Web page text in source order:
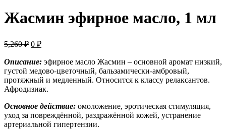
Жасмин эфирное масло, 1 мл
5,260₽ Первоначальная
составляла
5,260 ₽.
0 ₽Текущая
0 ₽.
Описание: эфирное масло Жасмин – основной аромат низкий,
густой медово-цветочный, бальзамически-амбровый,
протяжный и медленный. Относится к классу релаксантов.
Афродизиак.
Основное действие: омоложение, эротическая стимуляция,
уход за повреждённой, раздражённой кожей, устранение
артериальной гипертензии.